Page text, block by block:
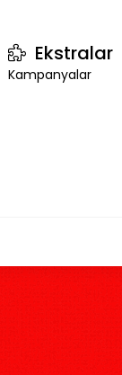
Ekstralar
Kampanyalar